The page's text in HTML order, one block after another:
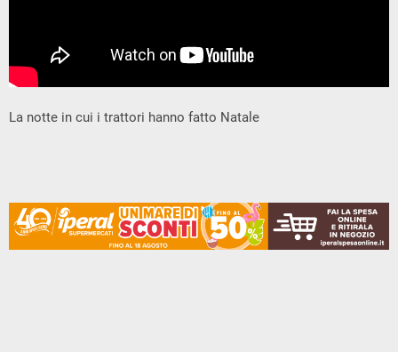
La notte in cui i trattori hanno fatto Natale